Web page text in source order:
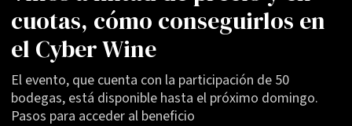
cuotas, cómo conseguirlos en
el Cyber Wine
El evento, que cuenta con la participación de 50
bodegas, está disponible hasta el próximo domingo.
Pasos para acceder al beneficio